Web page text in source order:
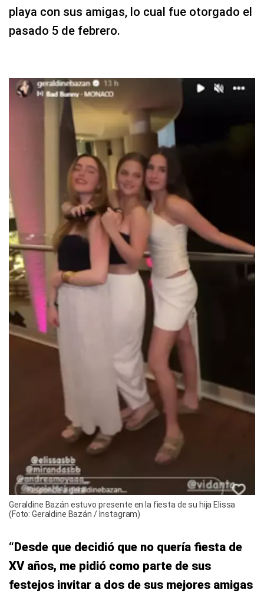
playa con sus amigas, lo cual fue otorgado el
pasado 5 de febrero.
Geraldine Bazán estuvo presente en la fiesta de su hija Elissa
(Foto: Geraldine Bazán / Instagram)
“Desde que decidió que no quería fiesta de
XV años, me pidió como parte de sus
festejos invitar a dos de sus mejores amigas